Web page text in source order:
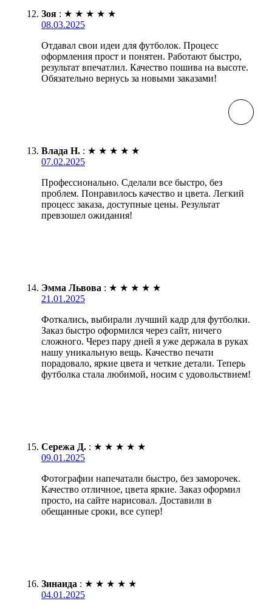
Зоя : ★ ★ ★ ★ ★
08.03.2025
Отдавал свои идеи для футболок. Процесс
оформления прост и понятен. Работают быстро,
результат впечатлил. Качество пошива на высоте.
Обязательно вернусь за новыми заказами!
Влада Н. : ★ ★ ★ ★ ★
07.02.2025
Профессионально. Сделали все быстро, без
проблем. Понравилось качество и цвета. Легкий
процесс заказа, доступные цены. Результат
превзошел ожидания!
Эмма Львова : ★ ★ ★ ★ ★
21.01.2025
Фоткались, выбирали лучший кадр для футболки.
Заказ быстро оформился через сайт, ничего
сложного. Через пару дней я уже держала в руках
нашу уникальную вещь. Качество печати
порадовало, яркие цвета и четкие детали. Теперь
футболка стала любимой, носим с удовольствием!
Сережа Д. : ★ ★ ★ ★ ★
09.01.2025
Фотографии напечатали быстро, без заморочек.
Качество отличное, цвета яркие. Заказ оформил
просто, на сайте нарисовал. Доставили в
обещанные сроки, все супер!
Зинаида : ★ ★ ★ ★ ★
04.01.2025